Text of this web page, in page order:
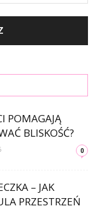
POMAGAJĄ
BLISKOŚĆ?
0
– JAK
PRZESTRZEŃ